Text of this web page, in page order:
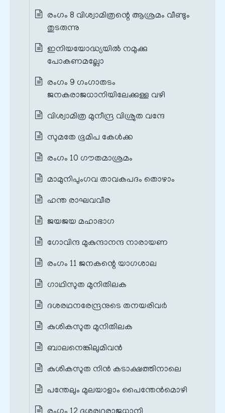
രംഗം 8 വിശ്വാമിത്രന്റെ ആശ്രമം വീണ്ടും
തുടരുന്നു
ഇനിയയോദ്ധ്യയില്‍ നമുക്കു
പോകണമല്ലോ
രംഗം 9 ഗംഗാതടം
ജനകരാജധാനിയിലേക്കുള്ള വഴി
വിശ്വാമിത്ര മുനീന്ദ്ര വിശ്രുത വന്ദേ
സുമതേ ഭൂമിപ കേള്‍ക്ക
രംഗം 10 ഗൗതമാശ്രമം
മാമുനിപുംഗവ താവകപദം തൊഴാം
ഹന്ത രാഘവവീര
ജയജയ മഹാഭാഗ
ഗോവിന്ദ മുകുന്ദാനന്ദ നാരായണ
രംഗം 11 ജനകന്റെ യാഗശാല
ഗാഥിസുത മുനിതിലക
ദശരഥനരേന്ദ്രനുടെ തനയരിവര്‍
കുശികസുത മുനിതിലക
ബാലനെങ്കിലുമിവന്‍
കുശികസുത നിന്‍ കടാക്ഷത്തിനാലെ
പന്തേലും മുലയാളാം പൈന്തേന്‍മൊഴി